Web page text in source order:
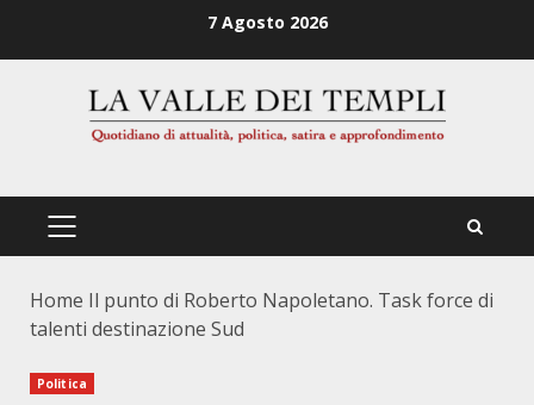
7 Agosto 2026
PRIMÄRES
Home Il punto di Roberto Napoletano. Task force di
talenti destinazione Sud
Politica